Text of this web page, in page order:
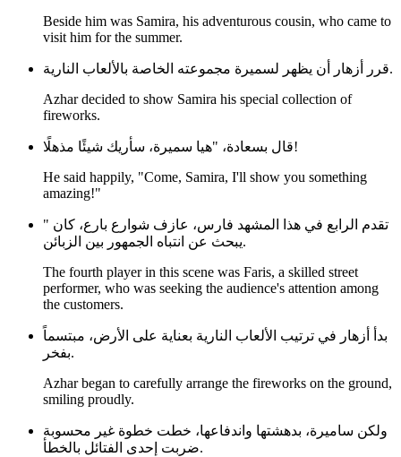
Beside him was Samira, his adventurous cousin, who came to
visit him for the summer.
قرر أزهار أن يظهر لسميرة مجموعته الخاصة بالألعاب النارية.
Azhar decided to show Samira his special collection of
fireworks.
قال بسعادة، "هيا سميرة، سأريك شيئًا مذهلًا!
He said happily, "Come, Samira, I'll show you something
amazing!"
" تقدم الرابع في هذا المشهد فارس، عازف شوارع بارع، كان
يبحث عن انتباه الجمهور بين الزبائن.
The fourth player in this scene was Faris, a skilled street
performer, who was seeking the audience's attention among
the customers.
بدأ أزهار في ترتيب الألعاب النارية بعناية على الأرض، مبتسماً
بفخر.
Azhar began to carefully arrange the fireworks on the ground,
smiling proudly.
ولكن ساميرة، بدهشتها واندفاعها، خطت خطوة غير محسوبة
ضربت إحدى الفتائل بالخطأ.